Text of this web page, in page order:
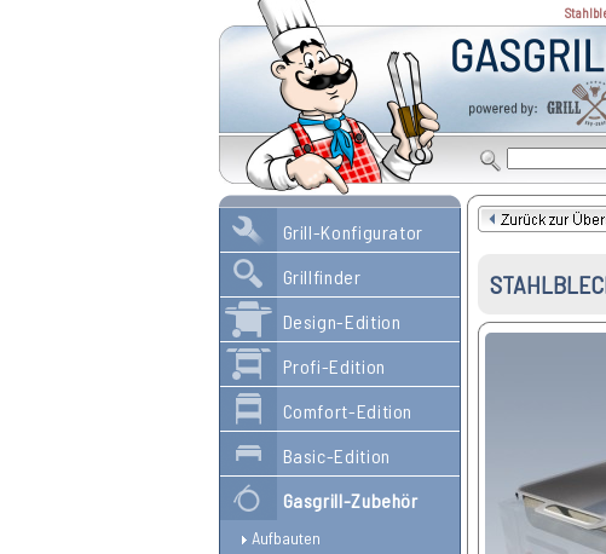
Grill-Konfigurator
Grillfinder
Design-Edition
Profi-Edition
Comfort-Edition
Basic-Edition
Gasgrill-Zubehör
Aufbauten